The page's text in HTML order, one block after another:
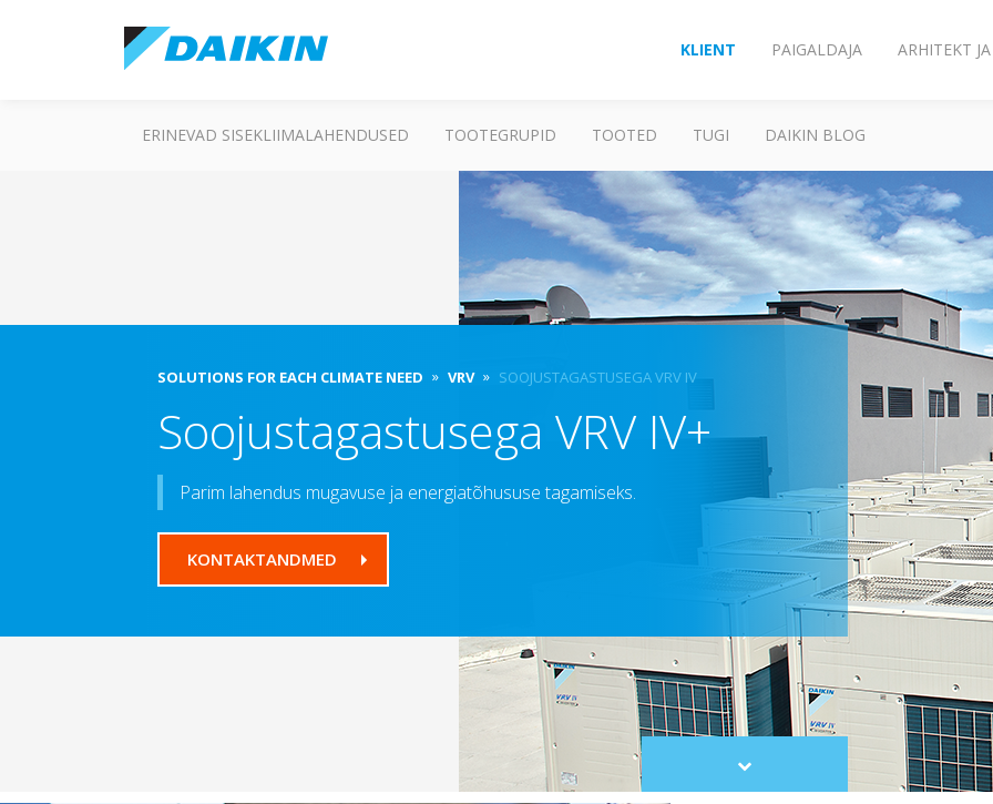
KLIENT PAIGALDAJA ARHITEKT
ERINEVAD SISEKLIIMALAHENDUSED TOOTEGRUPID TOOTED TUGI DAIKIN BLOG
SOLUTIONS FOR EACH CLIMATE NEED VRV SOOJUSTAGASTUSEGA VRV IV
Soojustagastusega VRV IV+
Parim lahendus mugavuse ja energiatõhususe tagamiseks.
KONTAKTANDMED
Scroll
to